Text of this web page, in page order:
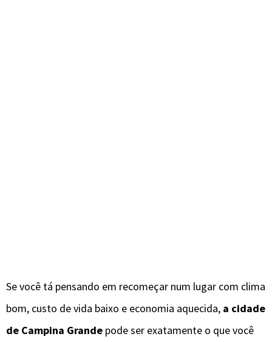
Se você tá pensando em recomeçar num lugar com clima
bom, custo de vida baixo e economia aquecida, a cidade
de Campina Grande pode ser exatamente o que você